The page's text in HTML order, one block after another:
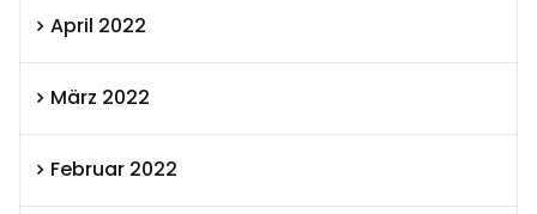
April 2022
März 2022
Februar 2022